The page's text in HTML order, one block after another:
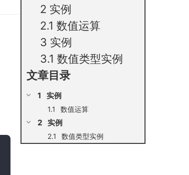
2 实例
2.1 数值运算
3 实例
3.1 数值类型实例
文章目录
实例
数值运算
实例
数值类型实例